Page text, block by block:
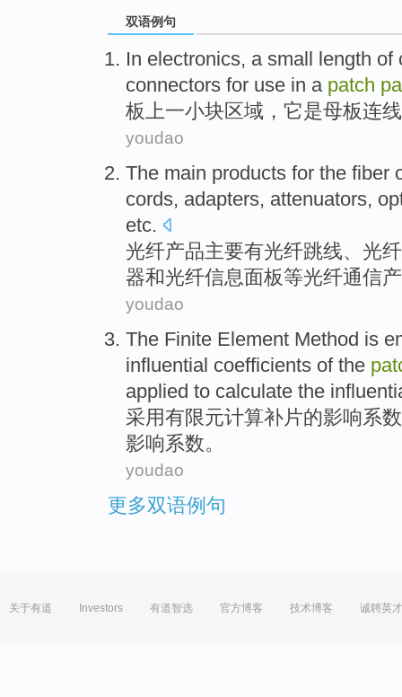
双语例句
In electronics, a small length of
connectors for use in a patch
板上一小块区域，它是母板连线
youdao
The main products for the fiber
cords, adapters, attenuators,
etc.
光纤产品主要有光纤跳线、光纤
器和光纤信息面板等光纤通信
youdao
The Finite Element Method is
influential coefficients of the
applied to calculate the
采用有限元计算补片的影响系数
影响系数。
youdao
更多双语例句
关于有道 Investors 有道智选 官方博客 技术博客 诚聘英才